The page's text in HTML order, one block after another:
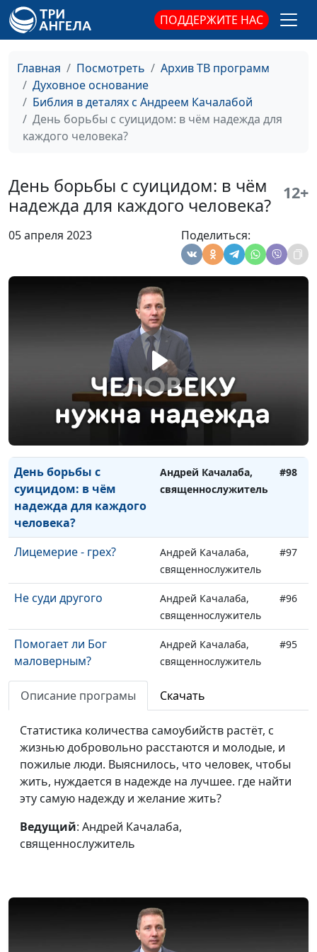
ПОДДЕРЖИТЕ НАС
Главная Посмотреть
Архив ТВ программ
Духовное основание
Библия в деталях с Андреем Качалабой
День борьбы с суицидом: в чём надежда для
каждого человека?
День борьбы с суицидом: в чём
надежда для каждого человека?
12+
05 апреля 2023 Поделиться:
священнослужитель
Пять принципов
Андрей Качалаба,
#107
Библия о женщинах:
какой Бог задумал
женщину
священнослужитель
Мужчины в Библии и
сегодня
Андрей Качалаба,
священнослужитель
#104
Для Бога нет ничего
Андрей Качалаба,
священнослужитель
#103
Андрей Качалаба,
священнослужитель
Нужно ли бояться Бога?
Андрей Качалаба,
священнослужитель
Что делать со своей
Андрей Качалаба,
священнослужитель
Смерть из-за колдуньи
и плохой матери
Андрей Качалаба,
священнослужитель
День борьбы с
суицидом: в чём
надежда для каждого
человека?
Андрей Качалаба,
священнослужитель
#98
Лицемерие - грех?
Андрей Качалаба,
священнослужитель
#97
Не суди другого
Андрей Качалаба,
священнослужитель
#96
Помогает ли Бог
маловерным?
Андрей Качалаба,
священнослужитель
#95
Потеря ребёнка: что
пришлось пережить
Марии?
Андрей Качалаба,
священнослужитель
5 плюсов быть
верующим в
современном мире
Андрей Качалаба,
священнослужитель
#93
тайны храма Соломона
священнослужитель
Христом
Андрей Качалаба,
священнослужитель
Описание програмы Скачать
Статистика количества самоубийств растёт, с
жизнью добровольно расстаются и молодые, и
пожилые люди. Выяснилось, что человек, чтобы
жить, нуждается в надежде на лучшее. где найти
эту самую надежду и желание жить?
Ведущий: Андрей Качалаба,
священнослужитель